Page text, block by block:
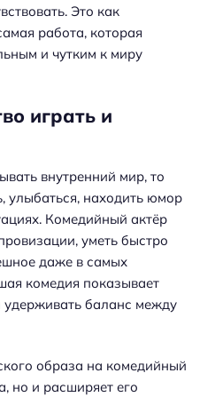
Это как
работа, которая
и чутким к миру
играть и
внутренний мир, то
улыбаться, находить юмор
Комедийный актёр
уметь быстро
даже в самых
комедия показывает
удерживать баланс между
образа на комедийный
но и расширяет его